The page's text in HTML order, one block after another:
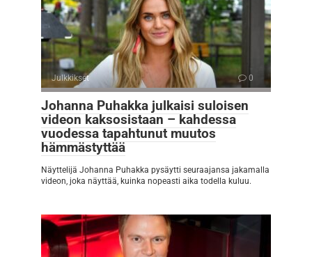
Julkkikset 0
Johanna Puhakka julkaisi suloisen
videon kaksosistaan – kahdessa
vuodessa tapahtunut muutos
hämmästyttää
Näyttelijä Johanna Puhakka pysäytti seuraajansa jakamalla
videon, joka näyttää, kuinka nopeasti aika todella kuluu.